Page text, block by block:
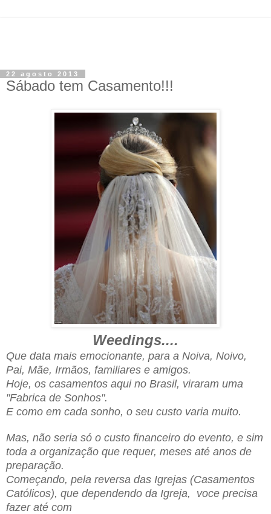
22 agosto 2013
Sábado tem Casamento!!!
Weedings....
Que data mais emocionante, para a Noiva, Noivo,
Pai, Mãe, Irmãos, familiares e amigos.
Hoje, os casamentos aqui no Brasil, viraram uma
"Fabrica de Sonhos".
E como em cada sonho, o seu custo varia muito.
Mas, não seria só o custo financeiro do evento, e sim
toda a organização que requer, meses até anos de
preparação.
Começando, pela reversa das Igrejas (Casamentos
Católicos), que dependendo da Igreja, voce precisa
fazer até com